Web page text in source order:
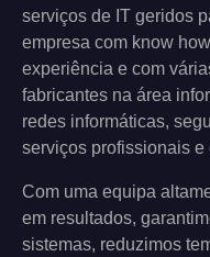
serviços de IT geridos
empresa com know
experiência e com
fabricantes na área
redes informáticas,
serviços profissionais e
Com uma equipa
em resultados,
sistemas, reduzimos